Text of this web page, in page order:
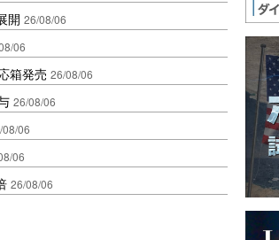
開 26/08/06
06
箱発売 26/08/06
26/08/06
06
06
26/08/06